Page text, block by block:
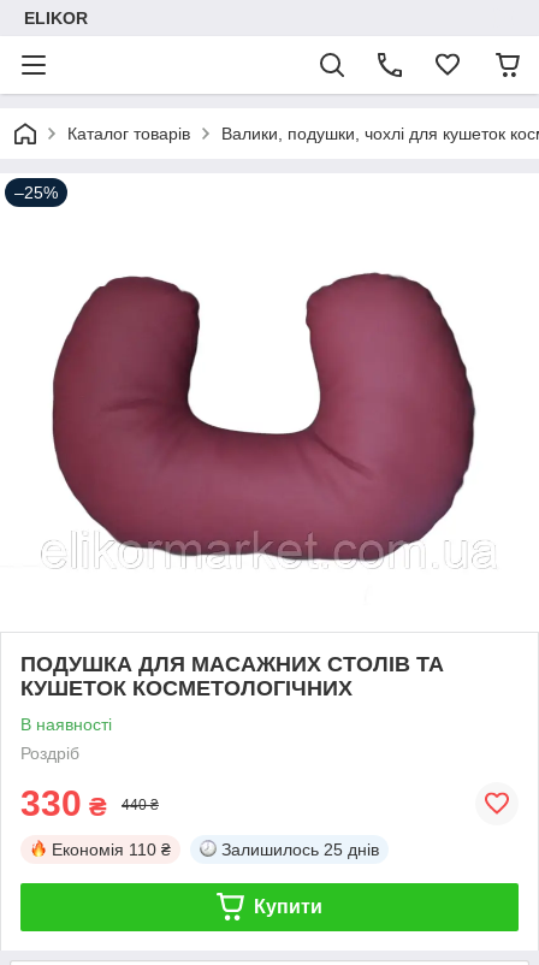
ELIKOR
Каталог товарів Валики, подушки, чохлі для кушеток
–25%
ПОДУШКА ДЛЯ МАСАЖНИХ СТОЛІВ ТА
КУШЕТОК КОСМЕТОЛОГІЧНИХ
В наявності
Роздріб
330 ₴ 440 ₴
Економія 110 ₴ Залишилось 25 днів
Купити